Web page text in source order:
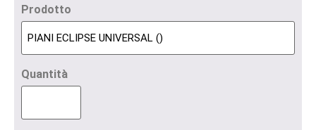
Prodotto
Quantità